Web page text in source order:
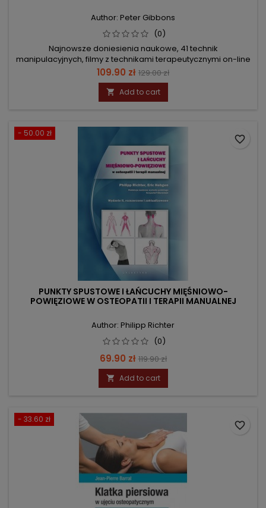
Author: Peter Gibbons
(0)
Najnowsze doniesienia naukowe, 41 technik
manipulacyjnych, filmy z technikami terapeutycznymi on-line
Price
109.90 zł Regular
price
129.00 zł
 Add to cart
- 50.00 zł
PUNKTY SPUSTOWE I ŁAŃCUCHY MIĘŚNIOWO-
POWIĘZIOWE W OSTEOPATII I TERAPII MANUALNEJ
Author: Philipp Richter
(0)
Price
69.90 zł Regular
price
119.90 zł
 Add to cart
favorite_border
- 33.60 zł
favorite_border